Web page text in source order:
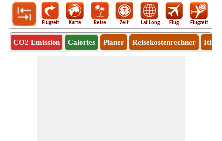
Flugzeit Karte Reise Zeit Lat Long Flug Flugzeit
CO2 Emission Calories Planer Reisekostenrechner